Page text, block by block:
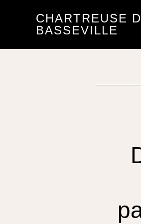
principal
de
CHARTREUSE
BASSEVILLE